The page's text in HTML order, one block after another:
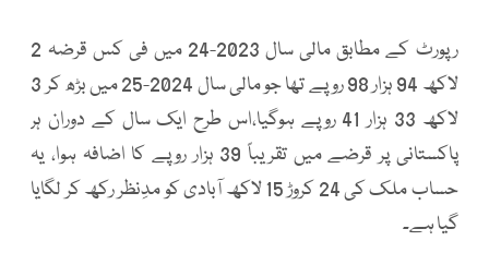
رپورٹ کے مطابق مالی سال 2023-24 میں فی کس قرضہ 2
لاکھ 94 ہزار 98 روپے تھا جو مالی سال 2024-25 میں بڑھ کر 3
لاکھ 33 ہزار 41 روپے ہوگیا،اس طرح ایک سال کے دوران ہر
پاکستانی پر قرضے میں تقریباً 39 ہزار روپے کا اضافہ ہوا، یہ
حساب ملک کی 24 کروڑ 15 لاکھ آبادی کو مدِنظر رکھ کر لگایا
گیا ہے۔